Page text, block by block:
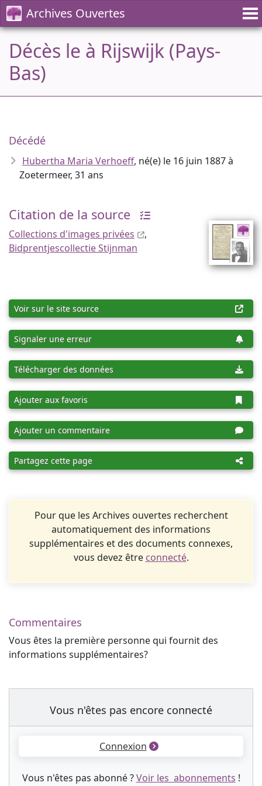
Archives Ouvertes
Décès le à Rijswijk (Pays-
Bas)
Décédé
Hubertha Maria Verhoeff, né(e) le 16 juin 1887 à
Zoetermeer, 31 ans
Citation de la source
Collections d'images privées
,
Bidprentjescollectie Stijnman
Voir sur le site source
Signaler une erreur
Télécharger des données
Ajouter aux favoris
Ajouter un commentaire
Partagez cette page
Pour que les Archives ouvertes recherchent
automatiquement des informations
supplémentaires et des documents connexes,
vous devez être connecté.
Commentaires
Vous êtes la première personne qui fournit des
informations supplémentaires?
Vous n'êtes pas encore connecté
Connexion
Vous n'êtes pas abonné ?Voir les abonnements !